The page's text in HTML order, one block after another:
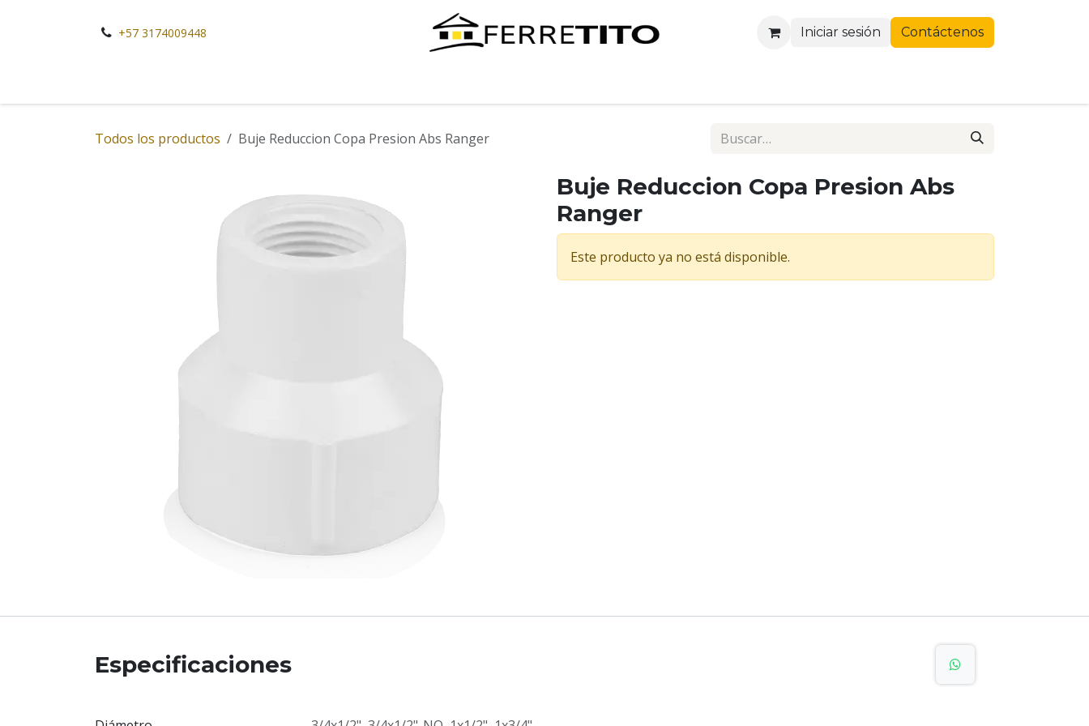
+57 3174009448
Iniciar sesión Contáctenos
Todos los productos Buje Reduccion Copa Presion Abs Ranger
Buje Reduccion Copa Presion Abs
Ranger
Este producto ya no está disponible.
Especificaciones